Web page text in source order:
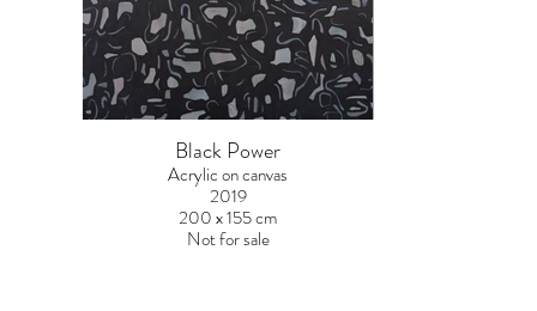
Black Power
Acrylic on canvas
2019
200 x 155 cm
Not for sale